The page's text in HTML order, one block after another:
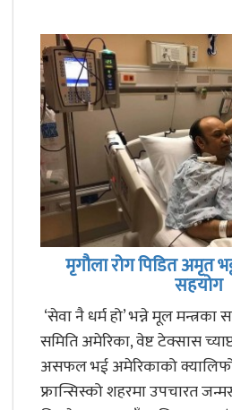
मृगौला रोग पिडित अमृत
सहयोग
‘सेवा नै धर्म हो’ भन्ने मूल
समिति अमेरिका, वेष्ट टेक्सास
असफल भई अमेरिकाको
फ्रान्सिस्को शहरमा उपचारत